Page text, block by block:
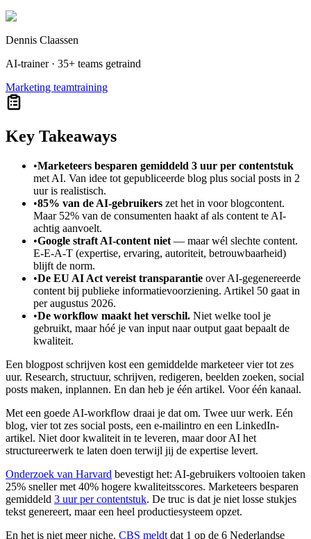
Dennis Claassen
AI-trainer · 35+ teams getraind
Marketing teamtraining
Key Takeaways
•Marketeers besparen gemiddeld 3 uur per contentstuk
met AI. Van idee tot gepubliceerde blog plus social posts in 2
uur is realistisch.
•85% van de AI-gebruikers zet het in voor blogcontent.
Maar 52% van de consumenten haakt af als content te AI-
achtig aanvoelt.
•Google straft AI-content niet — maar wél slechte content.
E-E-A-T (expertise, ervaring, autoriteit, betrouwbaarheid)
blijft de norm.
•De EU AI Act vereist transparantie over AI-gegenereerde
content bij publieke informatievoorziening. Artikel 50 gaat in
per augustus 2026.
•De workflow maakt het verschil. Niet welke tool je
gebruikt, maar hóé je van input naar output gaat bepaalt de
kwaliteit.
Een blogpost schrijven kost een gemiddelde marketeer vier tot zes
uur. Research, structuur, schrijven, redigeren, beelden zoeken, social
posts maken, inplannen. En dan heb je één artikel. Voor één kanaal.
Met een goede AI-workflow draai je dat om. Twee uur werk. Eén
blog, vier tot zes social posts, een e-mailintro en een LinkedIn-
artikel. Niet door kwaliteit in te leveren, maar door AI het
structureerwerk te laten doen terwijl jij de expertise levert.
Onderzoek van Harvard bevestigt het: AI-gebruikers voltooien taken
25% sneller met 40% hogere kwaliteitsscores. Marketeers besparen
gemiddeld 3 uur per contentstuk. De truc is dat je niet losse stukjes
tekst genereert, maar een heel productiesysteem opzet.
En het is niet meer niche. CBS meldt dat 1 op de 6 Nederlandse